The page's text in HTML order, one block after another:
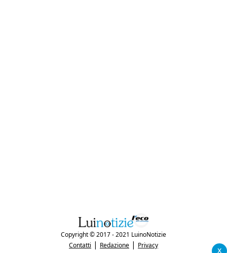
x
Copyright © 2017 - 2021 LuinoNotizie
Contatti | Redazione | Privacy